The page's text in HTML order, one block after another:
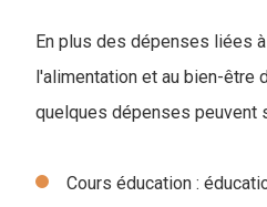
En plus des dépenses liées
l'alimentation et au bien-être
quelques dépenses peuvent
Cours éducation :